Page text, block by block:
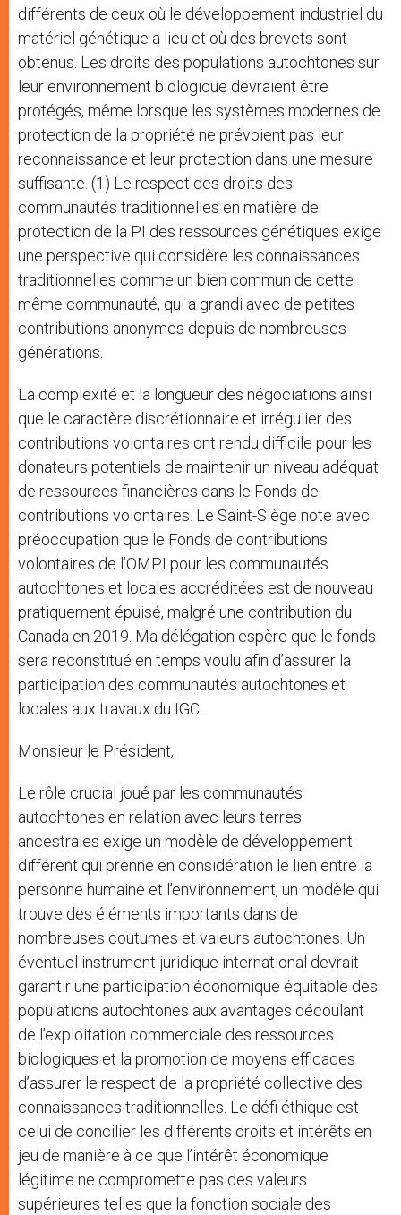
différents de ceux où le développement industriel du
matériel génétique a lieu et où des brevets sont
obtenus. Les droits des populations autochtones sur
leur environnement biologique devraient être
protégés, même lorsque les systèmes modernes de
protection de la propriété ne prévoient pas leur
reconnaissance et leur protection dans une mesure
suffisante. (1) Le respect des droits des
communautés traditionnelles en matière de
protection de la PI des ressources génétiques exige
une perspective qui considère les connaissances
traditionnelles comme un bien commun de cette
même communauté, qui a grandi avec de petites
contributions anonymes depuis de nombreuses
générations.
La complexité et la longueur des négociations ainsi
que le caractère discrétionnaire et irrégulier des
contributions volontaires ont rendu difficile pour les
donateurs potentiels de maintenir un niveau adéquat
de ressources financières dans le Fonds de
contributions volontaires. Le Saint-Siège note avec
préoccupation que le Fonds de contributions
volontaires de l’OMPI pour les communautés
autochtones et locales accréditées est de nouveau
pratiquement épuisé, malgré une contribution du
Canada en 2019. Ma délégation espère que le fonds
sera reconstitué en temps voulu afin d’assurer la
participation des communautés autochtones et
locales aux travaux du IGC.
Monsieur le Président,
Le rôle crucial joué par les communautés
autochtones en relation avec leurs terres
ancestrales exige un modèle de développement
différent qui prenne en considération le lien entre la
personne humaine et l’environnement, un modèle qui
trouve des éléments importants dans de
nombreuses coutumes et valeurs autochtones. Un
éventuel instrument juridique international devrait
garantir une participation économique équitable des
populations autochtones aux avantages découlant
de l’exploitation commerciale des ressources
biologiques et la promotion de moyens efficaces
d’assurer le respect de la propriété collective des
connaissances traditionnelles. Le défi éthique est
celui de concilier les différents droits et intérêts en
jeu de manière à ce que l’intérêt économique
légitime ne compromette pas des valeurs
supérieures telles que la fonction sociale des